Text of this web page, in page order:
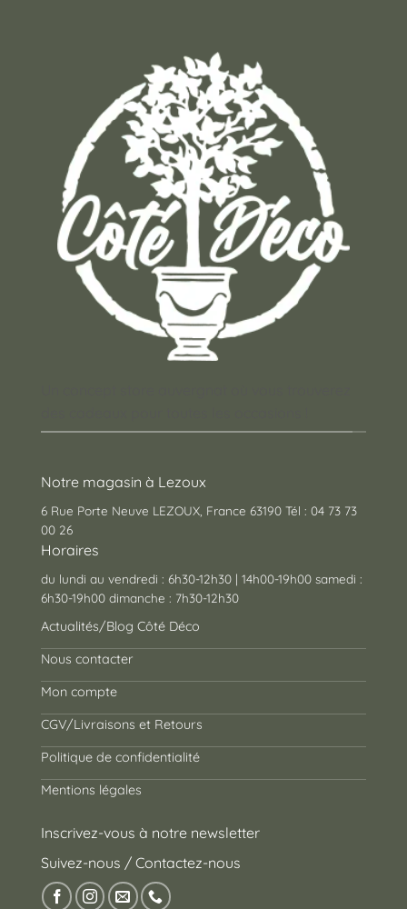
Notre magasin à Lezoux
6 Rue Porte Neuve LEZOUX, France 63190 Tél : 04 73 73
00 26
Horaires
du lundi au vendredi : 6h30-12h30 | 14h00-19h00 samedi :
6h30-19h00 dimanche : 7h30-12h30
Actualités/Blog Côté Déco
Nous contacter
Mon compte
CGV/Livraisons et Retours
Politique de confidentialité
Mentions légales
Inscrivez-vous à notre newsletter
Suivez-nous / Contactez-nous